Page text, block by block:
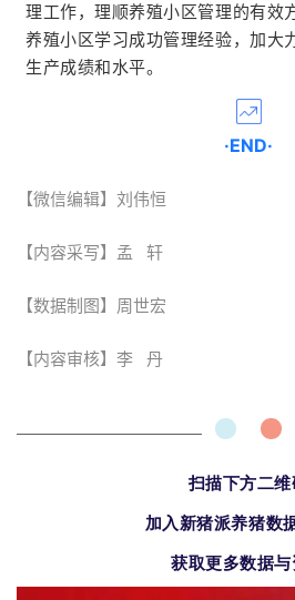
理工作，理顺养殖小区管理的有效
养殖小区学习成功管理经验，加大
生产成绩和水平。
·END·
【微信编辑】刘伟恒
【内容采写】孟 轩
【数据制图】周世宏
【内容审核】李 丹
扫描下方二维
加入新猪派养猪数
获取更多数据与